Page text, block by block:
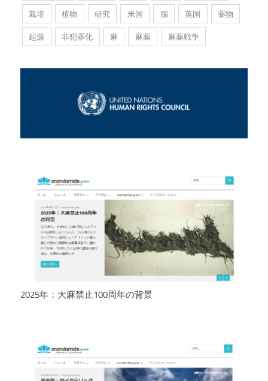
栽培
植物 研究 米国 脳 英国
薬物
起源
非犯罪化 麻 麻薬 麻薬戦争
2025年：大麻禁止100周年の背景